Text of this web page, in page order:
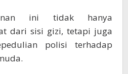
ini tidak hanya
dari sisi gizi, tetapi juga
polisi terhadap